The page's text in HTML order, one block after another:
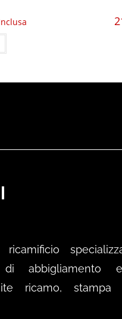
di abbigliamento
ricamo,